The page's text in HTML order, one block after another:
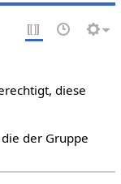
diese
der Gruppe